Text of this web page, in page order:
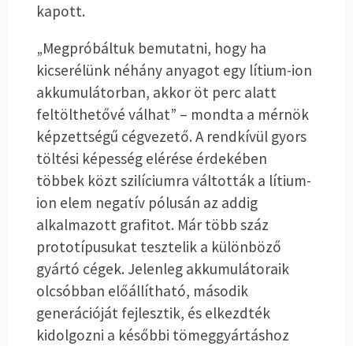
kapott.
„Megpróbáltuk bemutatni, hogy ha
kicserélünk néhány anyagot egy lítium-ion
akkumulátorban, akkor öt perc alatt
feltölthetővé válhat” – mondta a mérnök
képzettségű cégvezető. A rendkívül gyors
töltési képesség elérése érdekében
többek közt szilíciumra váltották a lítium-
ion elem negatív pólusán az addig
alkalmazott grafitot. Már több száz
prototípusukat tesztelik a különböző
gyártó cégek. Jelenleg akkumulátoraik
olcsóbban előállítható, második
generációját fejlesztik, és elkezdték
kidolgozni a későbbi tömeggyártáshoz